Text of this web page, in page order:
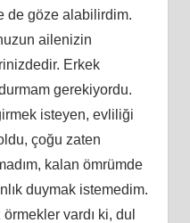
de göze alabilirdim.
ailenizin
Erkek
gerekiyordu.
isteyen, evliliği
çoğu zaten
kalan ömrümde
duymak istemedim.
vardı ki, dul